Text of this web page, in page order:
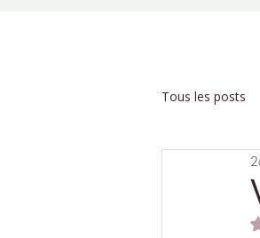
Tous les posts
Natur &